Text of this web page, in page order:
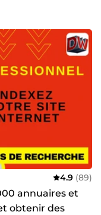
4.9 (89)
annuaires et
obtenir des